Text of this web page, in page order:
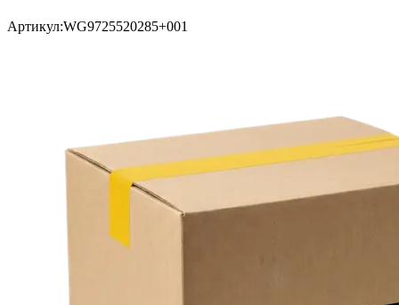
Артикул:WG9725520285+001